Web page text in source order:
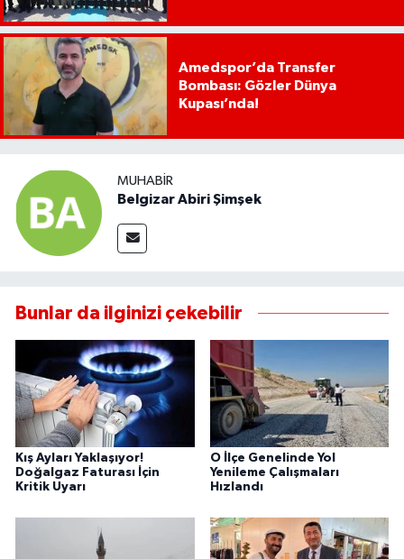
Amedspor’da Transfer
Bombası: Gözler Dünya
Kupası’nda!
MUHABIR
Belgizar Abiri Şimşek
Bunlar da ilginizi çekebilir
Kış Ayları Yaklaşıyor!
Doğalgaz Faturası İçin
Kritik Uyarı
O İlçe Genelinde Yol
Yenileme Çalışmaları
Hızlandı